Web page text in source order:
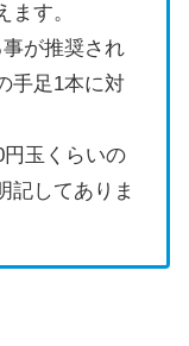
す。
が推奨され
手足1本に対
玉くらいの
記してありま